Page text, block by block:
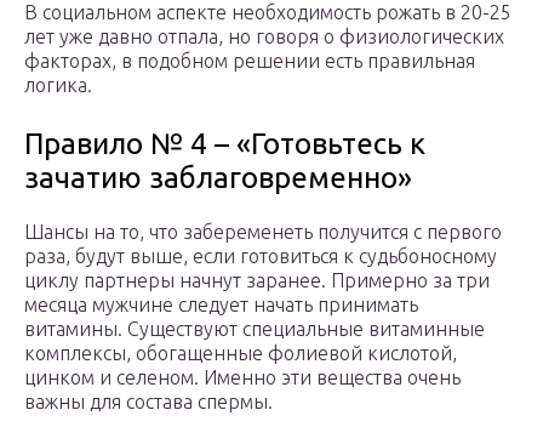
В социальном аспекте необходимость рожать в 20-25
лет уже давно отпала, но говоря о физиологических
факторах, в подобном решении есть правильная
логика.
Правило № 4 – «Готовьтесь к
зачатию заблаговременно»
Шансы на то, что забеременеть получится с первого
раза, будут выше, если готовиться к судьбоносному
циклу партнеры начнут заранее. Примерно за три
месяца мужчине следует начать принимать
витамины. Существуют специальные витаминные
комплексы, обогащенные фолиевой кислотой,
цинком и селеном. Именно эти вещества очень
важны для состава спермы.